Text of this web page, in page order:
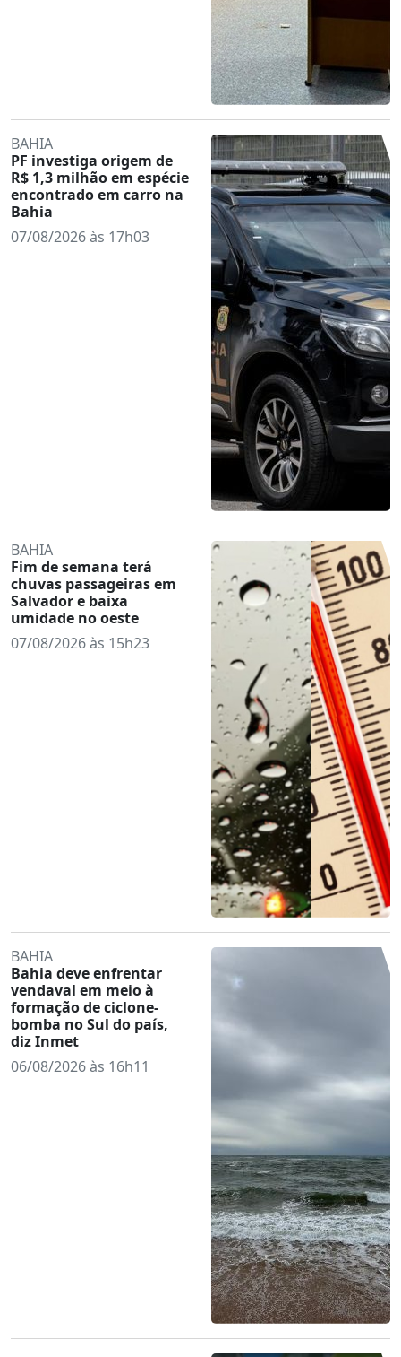
BAHIA
PF investiga origem de
R$ 1,3 milhão em espécie
encontrado em carro na
Bahia
07/08/2026 às 17h03
BAHIA
Fim de semana terá
chuvas passageiras em
Salvador e baixa
umidade no oeste
07/08/2026 às 15h23
BAHIA
Bahia deve enfrentar
vendaval em meio à
formação de ciclone-
bomba no Sul do país,
diz Inmet
06/08/2026 às 16h11